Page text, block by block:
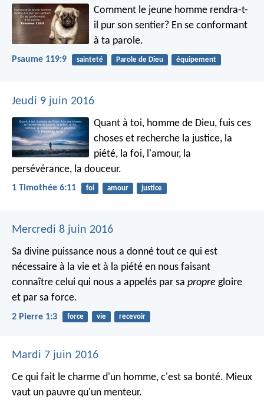
Comment le jeune homme rendra-t-
il pur son sentier? En se conformant
à ta parole.
Psaume 119:9 sainteté Parole de Dieu équipement
Jeudi 9 juin 2016
Quant à toi, homme de Dieu, fuis ces
choses et recherche la justice, la
piété, la foi, l'amour, la
persévérance, la douceur.
1 Timothée 6:11 foi amour justice
Mercredi 8 juin 2016
Sa divine puissance nous a donné tout ce qui est
nécessaire à la vie et à la piété en nous faisant
connaître celui qui nous a appelés par sa propre gloire
et par sa force.
2 Pierre 1:3 force vie recevoir
Mardi 7 juin 2016
Ce qui fait le charme d'un homme, c'est sa bonté. Mieux
vaut un pauvre qu'un menteur.